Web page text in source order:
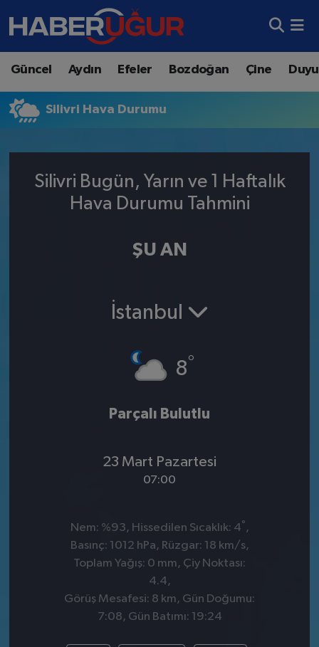
Güncel Aydın Efeler Bozdoğan Çine
Silivri Hava Durumu
Silivri Bugün, Yarın ve 1 Haftalık
Hava Durumu Tahmini
ŞU AN
İstanbul
8°
Parçalı Bulutlu
23 Mart Pazartesi
07:00
Nem: %93, Hissedilen Sıcaklık: 4° ,
Basınç: 1012 hPa, Rüzgar: 18 km/s,
Toplam Yağış: 0 mm, Çiy Noktası:
4.4,
Görüş Mesafesi: 8 km, Gün Doğumu:
7:08, Gün Batımı: 19:24
Aydın Nöbetçi Eczaneler
Aydın Hava Durumu
Süper Lig Puan Durumu ve Fikstür